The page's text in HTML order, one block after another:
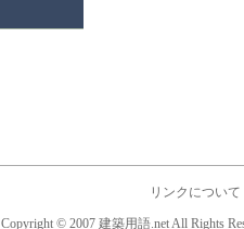
リンクについて
Copyright © 2007 建築用語.net All Rights